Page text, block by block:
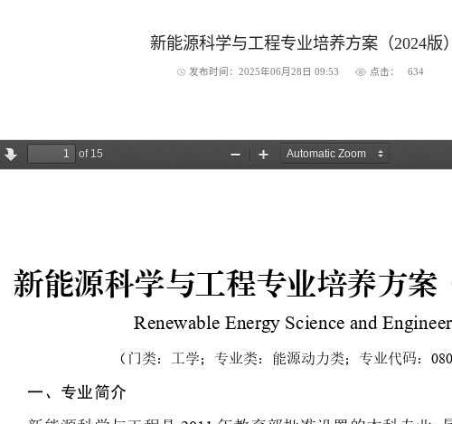
新能源科学与工程专业培养方案（2024版）
发布时间：2025年06月28日 09:53 点击： 634